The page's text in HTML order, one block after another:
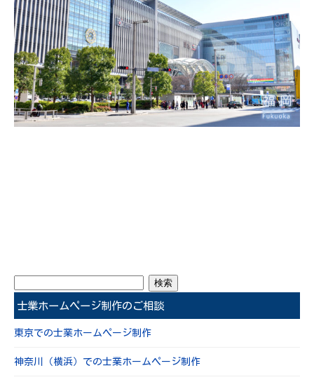
士業ホームページ制作のご相談
東京での士業ホームページ制作
神奈川（横浜）での士業ホームページ制作